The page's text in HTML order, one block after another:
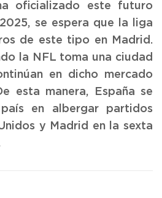
oficializado este futuro
se espera que la liga
de este tipo en Madrid.
la NFL toma una ciudad
en dicho mercado
esta manera, España se
en albergar partidos
y Madrid en la sexta